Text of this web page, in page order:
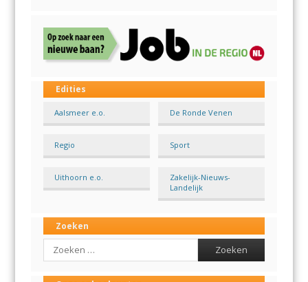
Edities
Aalsmeer e.o. De Ronde Venen
Regio Sport
Uithoorn e.o.
Zakelijk-Nieuws-
Landelijk
Zoeken
Search